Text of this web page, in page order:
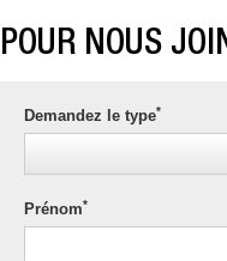
POUR NOUS
Demandez le type*
Prénom*